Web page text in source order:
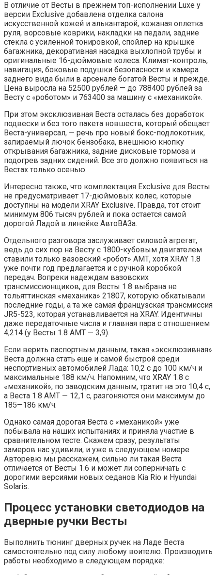
В отличие от Весты в прежнем топ-исполнении Luxe у
версии Exclusive добавлена отделка салона
искусственной кожей и алькантарой, кожаная оплетка
руля, ворсовые коврики, накладки на педали, задние
стекла с усиленной тонировкой, спойлер на крышке
багажника, декоративная насадка выхлопной трубы и
оригинальные 16-дюймовые колеса. Климат-контроль,
навигация, боковые подушки безопасности и камера
заднего вида были в арсенале богатой Весты и прежде.
Цена выросла на 52500 рублей — до 788400 рублей за
Весту с «роботом» и 763400 за машину с «механикой».
При этом эксклюзивная Веста осталась без доработок
подвески и без того пакета новшеств, который обещает
Веста-универсал, — речь про новый бокс-подлокотник,
запираемый лючок бензобака, внешнюю кнопку
открывания багажника, задние дисковые тормоза и
подогрев задних сидений. Все это должно появиться на
Вестах только осенью.
Интересно также, что комплектация Exclusive для Весты
не предусматривает 17-дюймовых колес, которые
доступны на модели XRAY Exclusive. Правда, тот стоит
минимум 806 тысяч рублей и пока остается самой
дорогой Ладой в линейке АвтоВАЗа.
Отдельного разговора заслуживает силовой агрегат,
ведь до сих пор на Весту с 1800-кубовым двигателем
ставили только вазовский «робот» АМТ, хотя XRAY 1.8
уже почти год предлагается и с ручной коробкой
передач. Вопреки надеждам вазовских
трансмиссионщиков, для Весты 1.8 выбрана не
тольяттинская «механика» 21807, которую обкатывали
последние годы, а та же самая французская трансмиссия
JR5-523, которая устанавливается на XRAY. Идентичны
даже передаточные числа и главная пара с отношением
4,214 (у Весты 1.8 АМТ — 3,9).
Если верить паспортным данным, такая «эксклюзивная»
Веста должна стать еще и самой быстрой среди
неспортивных автомобилей Лада: 10,2 с до 100 км/ч и
максимальные 188 км/ч. Напомним, что XRAY 1.8 с
«механикой», по заводским данным, тратит на это 10,4 с,
а Веста 1.8 АМТ — 12,1 с, разгоняются они максимум до
185—186 км/ч.
Однако самая дорогая Веста с «механикой» уже
побывала на наших испытаниях и приняла участие в
сравнительном тесте. Скажем сразу, результаты
замеров нас удивили, и уже в следующем номере
Авторевю мы расскажем, сильно ли такая Веста
отличается от Весты 1.6 и может ли соперничать с
дорогими версиями новых седанов Kia Rio и Hyundai
Solaris.
Процесс установки светодиодов на
дверные ручки Весты
Выполнить тюнинг дверных ручек на Ладе Веста
самостоятельно под силу любому воителю. Производить
работы необходимо в следующем порядке: